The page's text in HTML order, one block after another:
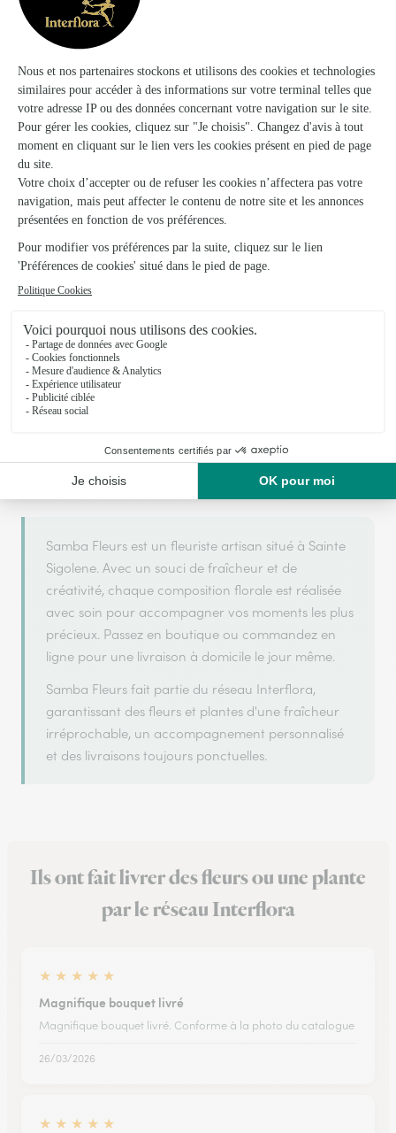
Votre fleuriste artisan à Sainte Sigolene
Interflora, réseau de transmission florale de
référence, pour vous garantir un service de qualité.
Samba Fleurs est un fleuriste artisan situé à Sainte
Sigolene. Avec un souci de fraîcheur et de
créativité, chaque composition florale est réalisée
avec soin pour accompagner vos moments les plus
précieux. Passez en boutique ou commandez en
ligne pour une livraison à domicile le jour même.
Samba Fleurs fait partie du réseau Interflora,
garantissant des fleurs et plantes d'une fraîcheur
irréprochable, un accompagnement personnalisé
et des livraisons toujours ponctuelles.
Ils ont fait livrer des fleurs ou une plante
par le réseau Interflora
★ ★ ★ ★ ★
Magnifique bouquet livré
Magnifique bouquet livré. Conforme à la photo du catalogue
26/03/2026
★ ★ ★ ★ ★